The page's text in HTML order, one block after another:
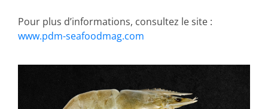
Pour plus d’informations, consultez le site :
www.pdm-seafoodmag.com